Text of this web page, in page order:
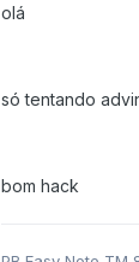
olá
só tentando
bom hack